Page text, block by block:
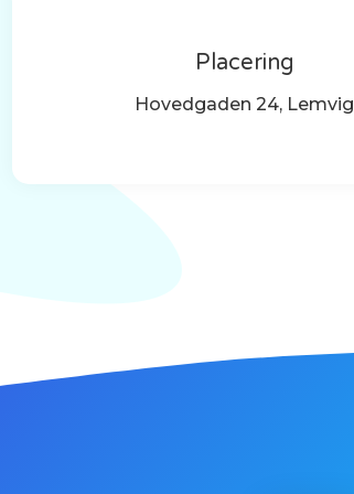
Placering
Hovedgaden 24, Lemvig